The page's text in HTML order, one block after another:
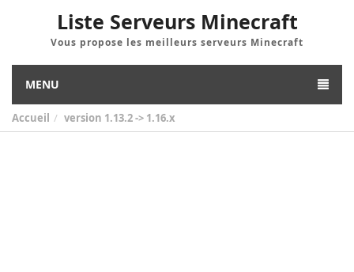
Liste Serveurs Minecraft
Vous propose les meilleurs serveurs Minecraft
MENU
Accueil version 1.13.2 -> 1.16.x